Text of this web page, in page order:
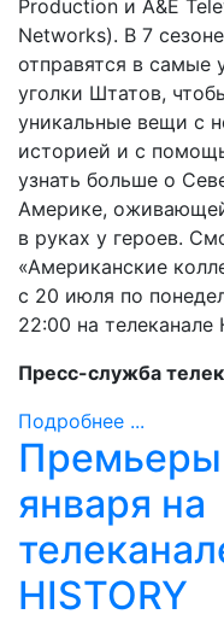
Production и A&E
Networks). В 7
отправятся в самые
уголки Штатов,
уникальные вещи с
историей и с
узнать больше о
Америке,
в руках у героев.
«Американские
с 20 июля по
22:00 на телеканале
Пресс-служба
Подробнее ...
Премьеры
января на
HISTORY